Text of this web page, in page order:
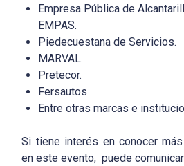
Empresa Pública de
EMPAS.
Piedecuestana de Servicios.
MARVAL.
Pretecor.
Fersautos
Entre otras marcas e
Si tiene interés en conocer
en este evento, puede